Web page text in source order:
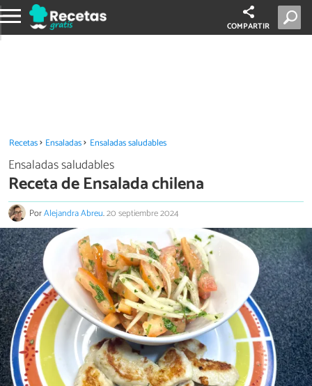
COMPARTIR
Recetas Ensaladas Ensaladas saludables
Ensaladas saludables
Receta de Ensalada chilena
PorAlejandra Abreu.20 septiembre 2024